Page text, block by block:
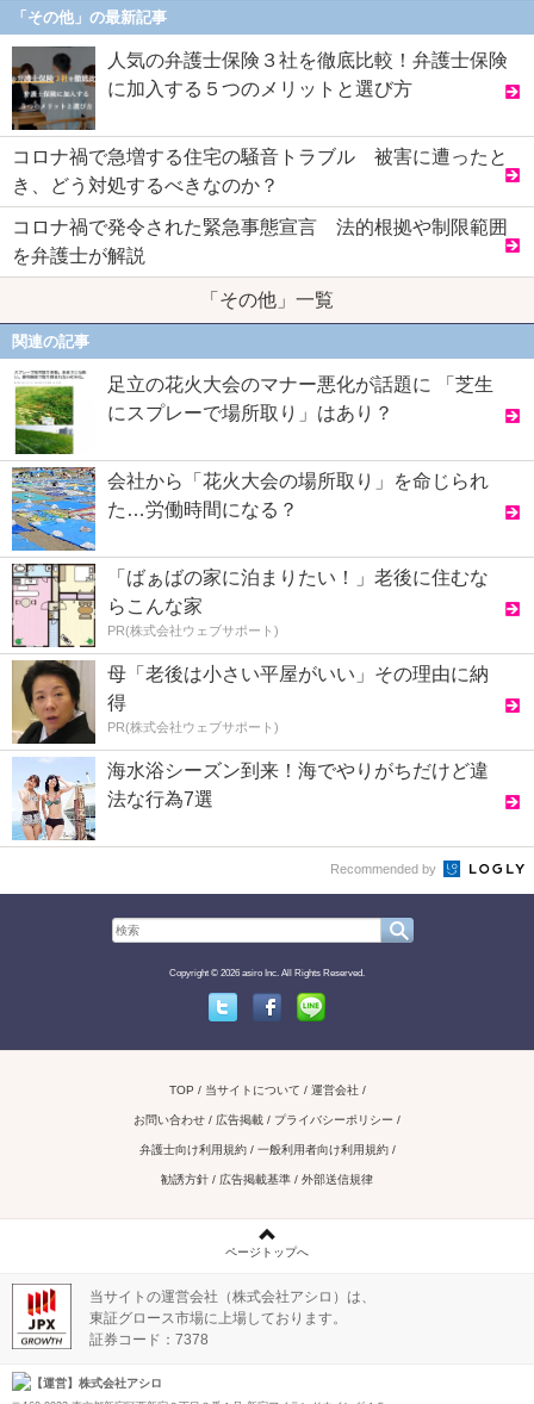
「その他」の最新記事
人気の弁護士保険３社を徹底比較！弁護士保険
に加入する５つのメリットと選び方
コロナ禍で急増する住宅の騒音トラブル 被害に遭ったと
き、どう対処するべきなのか？
コロナ禍で発令された緊急事態宣言 法的根拠や制限範囲
を弁護士が解説
「その他」一覧
関連の記事
足立の花火大会のマナー悪化が話題に 「芝生
にスプレーで場所取り」はあり？
会社から「花火大会の場所取り」を命じられ
た…労働時間になる？
「ばぁばの家に泊まりたい！」老後に住むな
らこんな家
PR(株式会社ウェブサポート)
母「老後は小さい平屋がいい」その理由に納
得
PR(株式会社ウェブサポート)
海水浴シーズン到来！海でやりがちだけど違
法な行為7選
Recommended by
Copyright © 2026 asiro Inc. All Rights Reserved.
TOP 当サイトについて 運営会社
お問い合わせ / 広告掲載 プライバシーポリシー
弁護士向け利用規約 一般利用者向け利用規約
勧誘方針 広告掲載基準 外部送信規律
ページトップへ
当サイトの運営会社（株式会社アシロ）は、
東証グロース市場に上場しております。
証券コード：7378
【運営】株式会社アシロ